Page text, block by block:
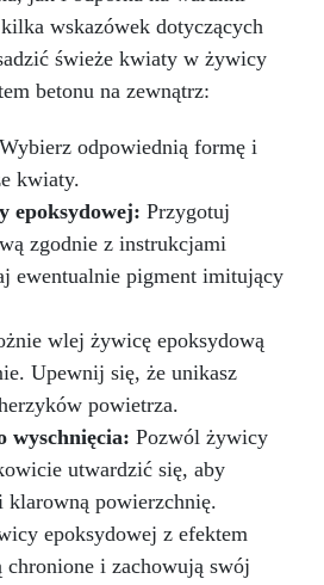
wskazówek dotyczących
świeże kwiaty w żywicy
betonu na zewnątrz:
Wybierz odpowiednią formę i
kwiaty.
epoksydowej: Przygotuj
zgodnie z instrukcjami
ewentualnie pigment imitujący
wlej żywicę epoksydową
Upewnij się, że unikasz
powietrza.
wyschnięcia: Pozwól żywicy
utwardzić się, aby
klarowną powierzchnię.
epoksydowej z efektem
chronione i zachowują swój